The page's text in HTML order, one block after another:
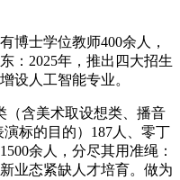
士学位教师400余人，
：2025年，推出四大招生
设人工智能专业。
含美术取设想类、播音
标的目的）187人、零丁
余人，分尽其用准绳：
业态紧缺人才培育。做为